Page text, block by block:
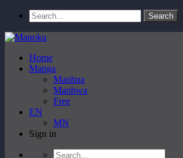
Home
Manga
Manhua
Manhwa
Free
EN
MN
Sign in